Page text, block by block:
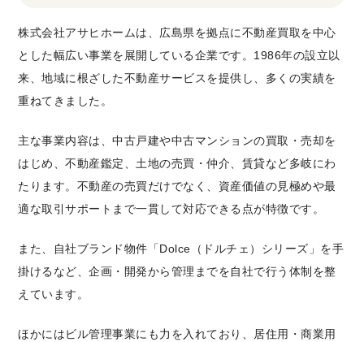
株式会社アサヒホームは、広島県を拠点に不動産買取を中心
とした幅広い事業を展開している企業です。1986年の設立以
来、地域に根ざした不動産サービスを提供し、多くの実績を
重ねてきました。
主な事業内容は、中古戸建や中古マンションの買取・売却を
はじめ、不動産鑑定、土地の売買・仲介、賃貸など多岐にわ
たります。不動産の売買だけでなく、資産価値の見極めや最
適な取引サポートまで一貫して対応できる点が特徴です。
また、自社ブランド物件「Dolce（ドルチェ）シリーズ」を手
掛けるなど、企画・開発から管理までを自社で行う体制を整
えています。
ほかにはビル管理事業にも力を入れており、居住用・商業用